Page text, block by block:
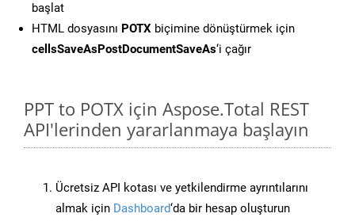
başlat
HTML dosyasını POTX biçimine dönüştürmek için
cellsSaveAsPostDocumentSaveAs‘i çağır
PPT to POTX için Aspose.Total REST
API'lerinden yararlanmaya başlayın
Ücretsiz API kotası ve yetkilendirme ayrıntılarını
almak için Dashboard‘da bir hesap oluşturun